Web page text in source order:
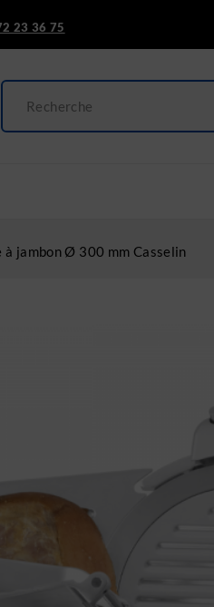
23 36 75
à jambon Ø 300 mm Casselin